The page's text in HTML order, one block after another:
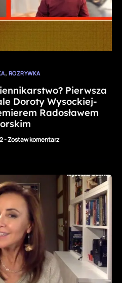
, ROZRYWKA
Pierwsza
Doroty Wysockiej-
Radosławem
-Zostaw komentarz